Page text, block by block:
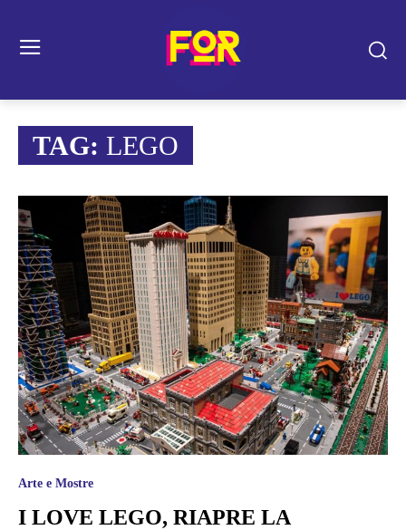
TAG: LEGO
Arte e Mostre
I LOVE LEGO, RIAPRE LA